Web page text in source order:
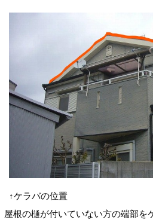
↑ケラバの位置
屋根の樋が付いていない方の端部を